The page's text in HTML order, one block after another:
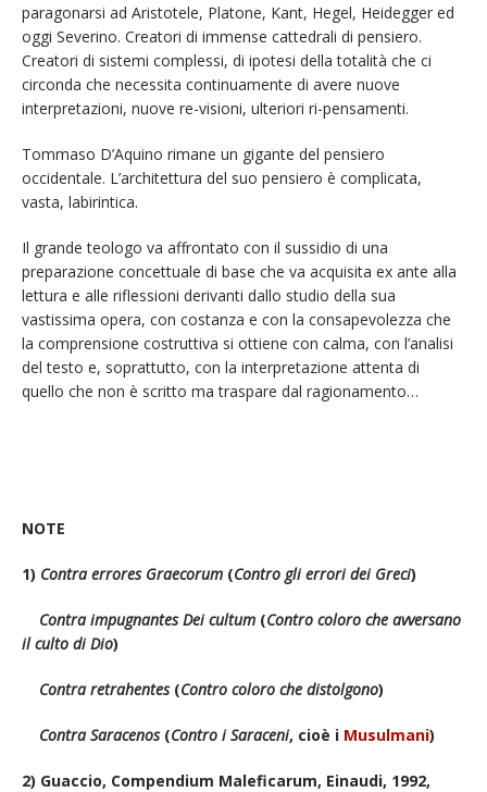
paragonarsi ad Aristotele, Platone, Kant, Hegel, Heidegger ed
oggi Severino. Creatori di immense cattedrali di pensiero.
Creatori di sistemi complessi, di ipotesi della totalità che ci
circonda che necessita continuamente di avere nuove
interpretazioni, nuove re-visioni, ulteriori ri-pensamenti.
Tommaso D’Aquino rimane un gigante del pensiero
occidentale. L’architettura del suo pensiero è complicata,
vasta, labirintica.
Il grande teologo va affrontato con il sussidio di una
preparazione concettuale di base che va acquisita ex ante alla
lettura e alle riflessioni derivanti dallo studio della sua
vastissima opera, con costanza e con la consapevolezza che
la comprensione costruttiva si ottiene con calma, con l’analisi
del testo e, soprattutto, con la interpretazione attenta di
quello che non è scritto ma traspare dal ragionamento…
NOTE
1) Contra errores Graecorum (Contro gli errori dei Greci)
Contra impugnantes Dei cultum (Contro coloro che avversano
il culto di Dio)
Contra retrahentes(Contro coloro che distolgono)
Contra Saracenos(Contro i Saraceni, cioè i Musulmani)
2) Guaccio, Compendium Maleficarum, Einaudi, 1992,